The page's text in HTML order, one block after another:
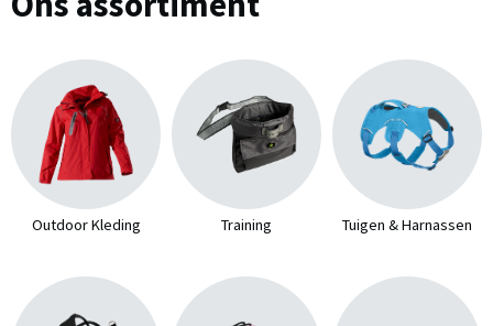
Outdoor Kleding Training Tuigen & Harnassen